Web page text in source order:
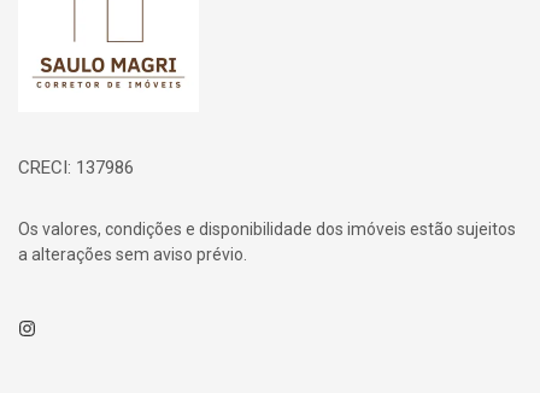
CRECI: 137986
Os valores, condições e disponibilidade dos imóveis estão sujeitos
a alterações sem aviso prévio.
Instagram